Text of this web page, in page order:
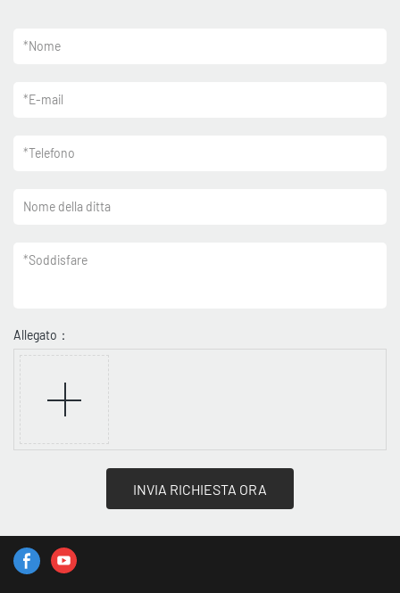
*Nome
*E-mail
*Telefono
Nome della ditta
*Soddisfare
Allegato：
INVIA RICHIESTA ORA